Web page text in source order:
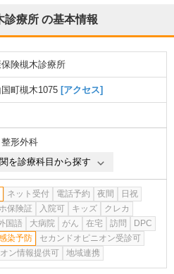
診療所 の基本情報
険槻木診療所
町槻木1075 [アクセス]
整形外科
を診療科目から探す
ネット受付 電話予約 夜間
日祝
保険証 入院可 キッズ
クレカ
国語 大病院 がん 在宅 訪問
DPC
染予防
セカンドオピニオン受診可
ン情報提供可
地域連携